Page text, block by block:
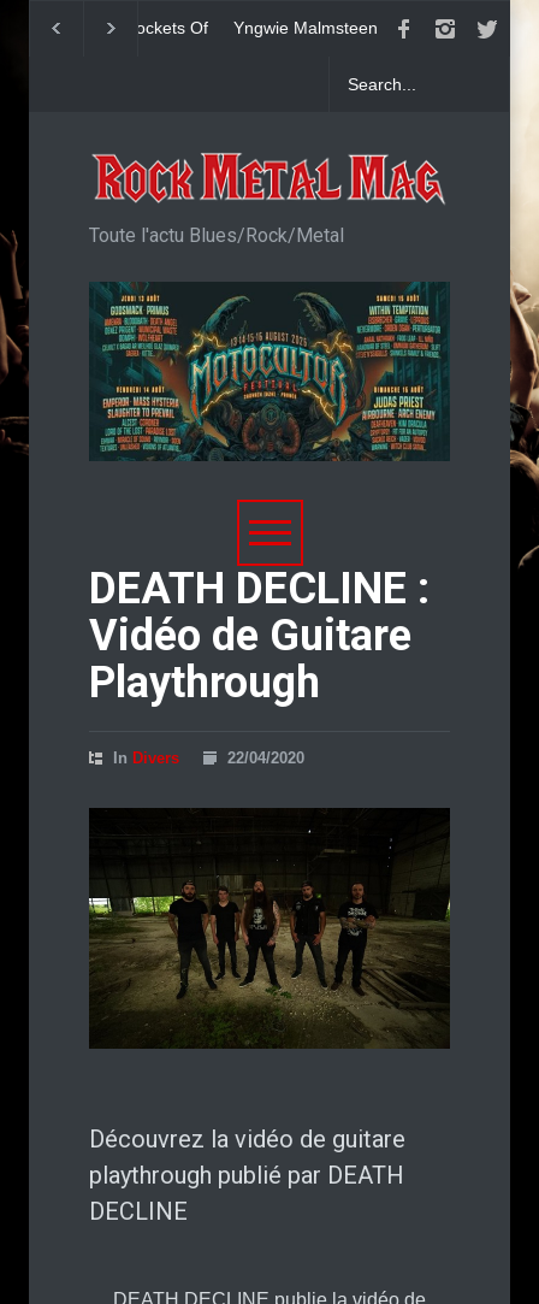
Yngwie Malmsteen : Single
KAI HANSEN :
Welcome To Life
Toute l'actu Blues/Rock/Metal
DEATH DECLINE :
Vidéo de Guitare
Playthrough
In Divers 22/04/2020
Découvrez la vidéo de guitare
playthrough publié par DEATH
DECLINE